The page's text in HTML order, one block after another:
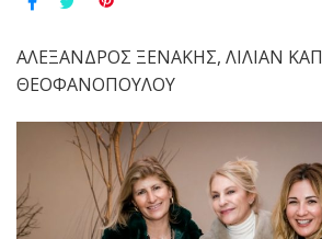
ΑΛΕΞΑΝΔΡΟΣ ΞΕΝΑΚΗΣ, ΛΙΛΙΑΝ
ΘΕΟΦΑΝΟΠΟΥΛΟΥ